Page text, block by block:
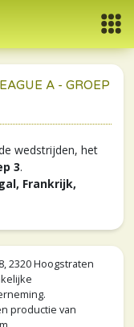
A - GROEP
wedstrijden, het
3.
Frankrijk,
2320 Hoogstraten
productie van